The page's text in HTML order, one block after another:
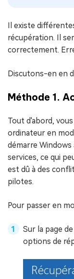
Il existe
récupération. Il
correctement.
Discutons-en en
Méthode 1.
Tout d'abord,
ordinateur en
démarre
services, ce qui
est dû à des
pilotes.
Pour passer en
Sur la page
options de